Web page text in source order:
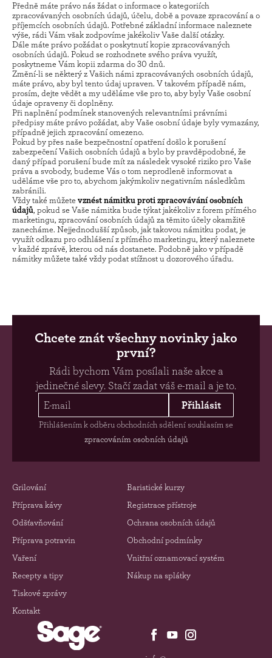
Předně máte právo nás žádat o informace o kategoriích
zpracovávaných osobních údajů, účelu, době a povaze zpracování a o
příjemcích osobních údajů. Potřebné základní informace naleznete
výše, rádi Vám však zodpovíme jakékoliv Vaše další otázky.
Dále máte právo požádat o poskytnutí kopie zpracovávaných
osobních údajů. Pokud se rozhodnete svého práva využít,
poskytneme Vám kopii zdarma do 30 dnů.
Změní-li se některý z Vašich námi zpracovávaných osobních údajů,
máte právo, aby byl tento údaj upraven. V takovém případě nám,
prosím, dejte vědět a my uděláme vše pro to, aby byly Vaše osobní
údaje opraveny či doplněny.
Při naplnění podmínek stanovených relevantními právními
předpisy máte právo požádat, aby Vaše osobní údaje byly vymazány,
případně jejich zpracování omezeno.
Pokud by přes naše bezpečnostní opatření došlo k porušení
zabezpečení Vašich osobních údajů a bylo by pravděpodobné, že
daný případ porušení bude mít za následek vysoké riziko pro Vaše
práva a svobody, budeme Vás o tom neprodleně informovat a
uděláme vše pro to, abychom jakýmkoliv negativním následkům
zabránili.
Vždy také můžete vznést námitku proti zpracovávání osobních
údajů, pokud se Vaše námitka bude týkat jakékoliv z forem přímého
marketingu, zpracování osobních údajů za těmito účely okamžitě
zanecháme. Nejjednodušší způsob, jak takovou námitku podat, je
využít odkazu pro odhlášení z přímého marketingu, který naleznete
v každé zprávě, kterou od nás dostanete. Podobně jako v případě
námitky můžete také vždy podat stížnost u dozorového úřadu.
Chcete znát všechny novinky jako
první?
Rádi bychom Vám posílali naše akce a
jedinečné slevy. Stačí zadat váš e-mail a je to.
Přihlásit
Přihlášením k odběru obchodních sdělení souhlasím se
zpracováním osobních údajů
Grilování
Příprava kávy
Odšťavňování
Příprava potravin
Vaření
Recepty a tipy
Tiskové zprávy
Kontakt
Baristické kurzy
Registrace přístroje
Ochrana osobních údajů
Obchodní podmínky
Vnitřní oznamovací systém
Nákup na splátky